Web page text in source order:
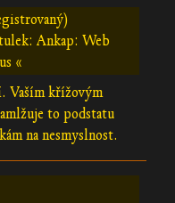
Ankap: Web
«
Vaším křížovým
to podstatu
na nesmyslnost.